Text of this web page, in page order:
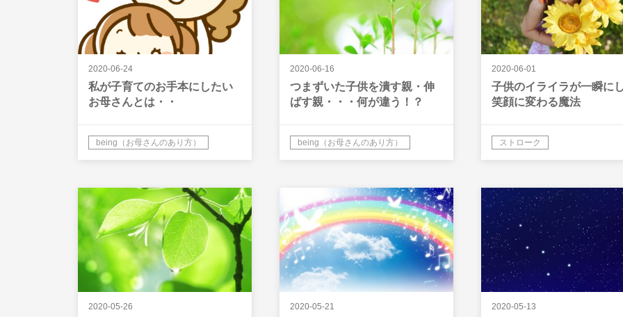
2020-06-24
私が子育てのお手本にしたい
お母さんとは・・
being（お母さんのあり方）
2020-06-16
つまずいた子供を潰す親・伸
ばす親・・・何が違う！？
being（お母さんのあり方）
2020-06-01
子供のイライラが一瞬に
笑顔に変わる魔法
ストローク
2020-05-26 2020-05-21 2020-05-13